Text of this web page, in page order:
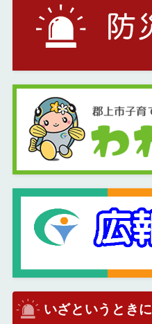
いざというときに